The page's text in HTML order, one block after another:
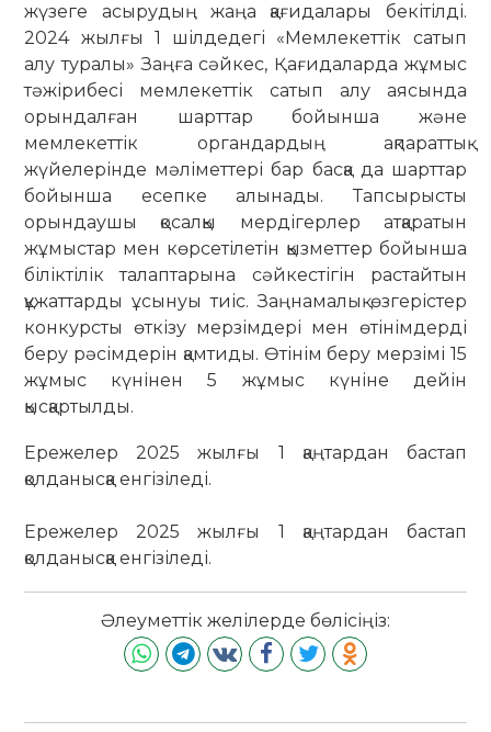
жүзеге асырудың жаңа қағидалары бекітілді.
2024 жылғы 1 шілдедегі «Мемлекеттік сатып
алу туралы» Заңға сәйкес, Қағидаларда жұмыс
тәжірибесі мемлекеттік сатып алу аясында
орындалған шарттар бойынша және
мемлекеттік органдардың ақпараттық
жүйелерінде мәліметтері бар басқа да шарттар
бойынша есепке алынады. Тапсырысты
орындаушы қосалқы мердігерлер атқаратын
жұмыстар мен көрсетілетін қызметтер бойынша
біліктілік талаптарына сәйкестігін растайтын
құжаттарды ұсынуы тиіс. Заңнамалық өзгерістер
конкурсты өткізу мерзімдері мен өтінімдерді
беру рәсімдерін қамтиды. Өтінім беру мерзімі 15
жұмыс күнінен 5 жұмыс күніне дейін
қысқартылды.
Ережелер 2025 жылғы 1 қаңтардан бастап
қолданысқа енгізіледі.
Ережелер 2025 жылғы 1 қаңтардан бастап
қолданысқа енгізіледі.
Әлеуметтік желілерде бөлісіңіз: